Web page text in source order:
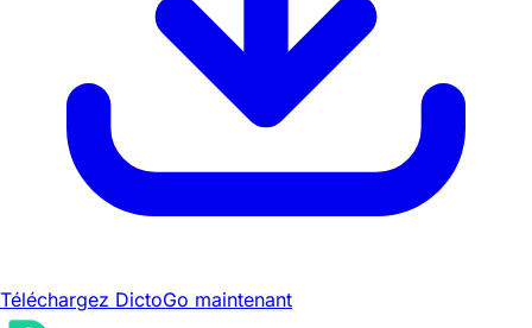
Téléchargez DictoGo maintenant